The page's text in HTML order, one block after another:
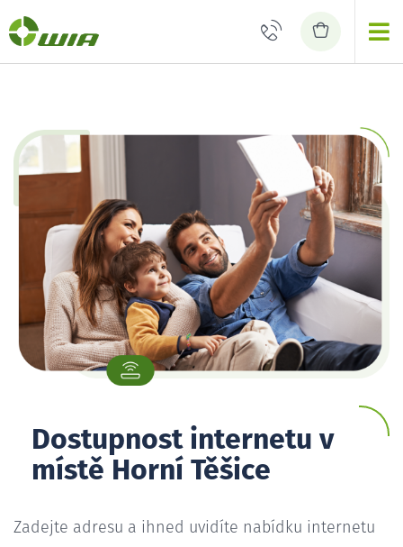
Dostupnost internetu v
místě Horní Těšice
Zadejte adresu a ihned uvidíte nabídku internetu